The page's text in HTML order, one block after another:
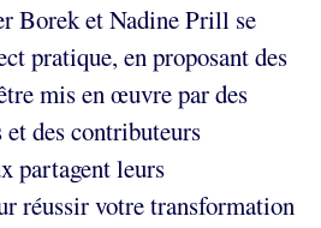
Borek et Nadine Prill se
pratique, en proposant des
mis en œuvre par des
des contributeurs
partagent leurs
réussir votre transformation